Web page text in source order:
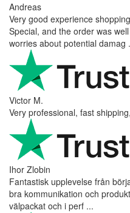
Andreas
Very good experience
Special, and the order was
worries about potential damag
Victor M.
Very professional, fast
Ihor Zlobin
Fantastisk upplevelse från
bra kommunikation och
välpackat och i perf ...